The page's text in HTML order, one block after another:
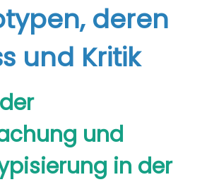
deren
und Kritik
und
in der